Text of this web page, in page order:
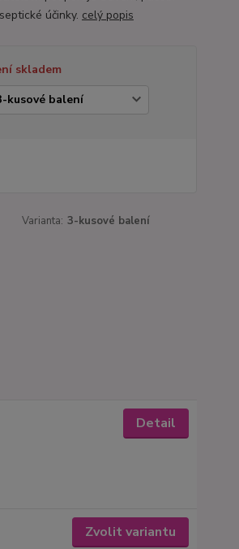
účinky. celý popis
skladem
Varianta: 3-kusové balení
Detail
Zvolit variantu